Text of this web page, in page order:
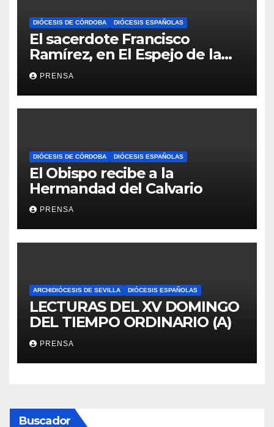
DIÓCESIS DE CÓRDOBA DIÓCESIS ESPAÑOLAS
El sacerdote Francisco
Ramírez, en El Espejo de la
Iglesia
PRENSA
DIÓCESIS DE CÓRDOBA DIÓCESIS ESPAÑOLAS
El Obispo recibe a la
Hermandad del Calvario
PRENSA
ARCHIDIÓCESIS DE SEVILLA DIÓCESIS ESPAÑOLAS
LECTURAS DEL XV DOMINGO
DEL TIEMPO ORDINARIO (A)
PRENSA
Buscador